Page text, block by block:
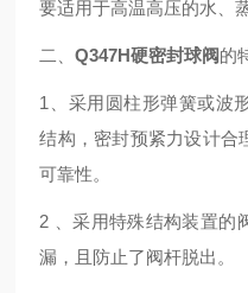
要适用于高温高压的水、
二、Q347H硬密封球阀的
1、采用圆柱形弹簧或波
结构，密封预紧力设计合
可靠性。
2 、采用特殊结构装置的
漏，且防止了阀杆脱出。